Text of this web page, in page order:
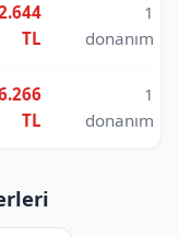
TL
1
donanım
TL
1
donanım